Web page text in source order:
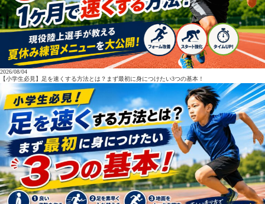
2026/08/04
【小学生必見】足を速くする方法とは？まず最初に身につけたい3つの基本！